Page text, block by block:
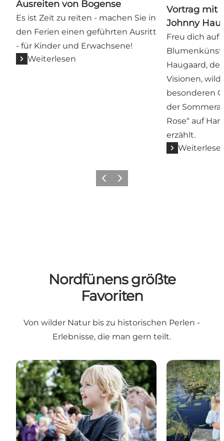
Ausreiten von Bogense
Es ist Zeit zu reiten - machen Sie in
den Ferien einen geführten Ausritt
- für Kinder und Erwachsene!
Weiterlesen
Vortrag mit
Johnny
Freu dich auf
Haugaard,
Visionen,
besonderen
der
Rose“ auf
erzählt.
Vorherige Folie
Nächste Folie
Nordfünens größte
Favoriten
Von wilder Natur bis zu historischen Perlen -
Erlebnisse, die man gern teilt.
Die grössten Sehenswürdigkeiten Nordfünens
Nordfünens